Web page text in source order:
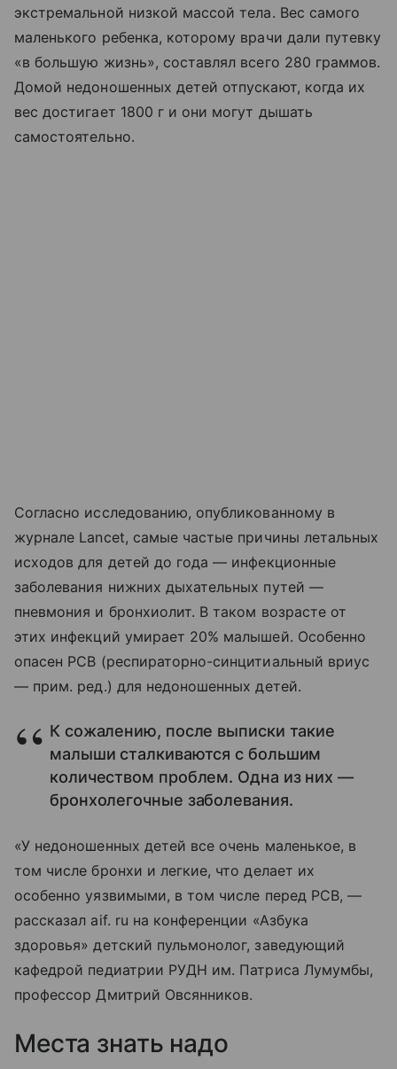
экстремальной низкой массой тела. Вес самого
маленького ребенка, которому врачи дали путевку
«в большую жизнь», составлял всего 280 граммов.
Домой недоношенных детей отпускают, когда их
вес достигает 1800 г и они могут дышать
самостоятельно.
Согласно исследованию, опубликованному в
журнале Lancet, самые частые причины летальных
исходов для детей до года — инфекционные
заболевания нижних дыхательных путей —
пневмония и бронхиолит. В таком возрасте от
этих инфекций умирает 20% малышей. Особенно
опасен РСВ (респираторно-синцитиальный вриус
— прим. ред.) для недоношенных детей.
К сожалению, после выписки такие
малыши сталкиваются с большим
количеством проблем. Одна из них —
бронхолегочные заболевания.
«У недоношенных детей все очень маленькое, в
том числе бронхи и легкие, что делает их
особенно уязвимыми, в том числе перед РСВ, —
рассказал aif. ru на конференции «Азбука
здоровья» детский пульмонолог, заведующий
кафедрой педиатрии РУДН им. Патриса Лумумбы,
профессор Дмитрий Овсянников.
Места знать надо